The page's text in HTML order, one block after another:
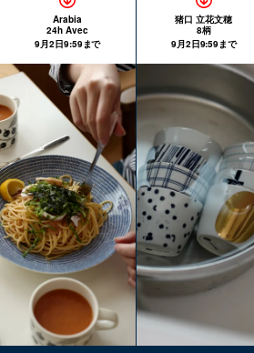
Arabia
24h Avec
9月2日9:59まで
猪口 立花文穂
8柄
9月2日9:59まで